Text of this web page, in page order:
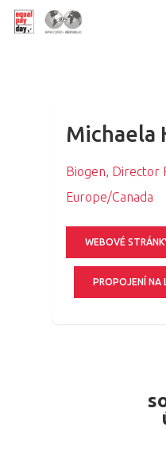
Michaela
Biogen, Director
Europe/Canada
WEBOVÉ
PROPOJENÍ NA